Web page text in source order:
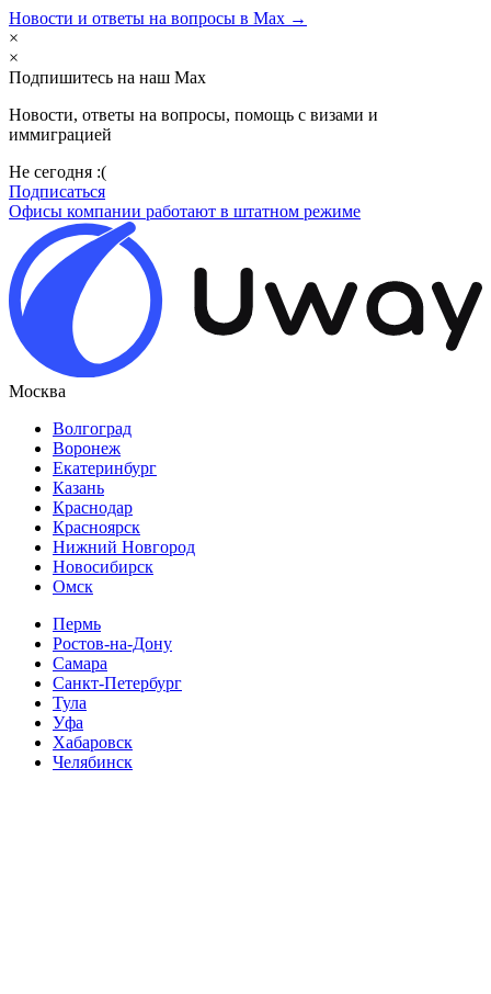
Новости и ответы на вопросы в Max →
×
×
Подпишитесь на наш Max
Новости, ответы на вопросы, помощь с визами и
иммиграцией
Не сегодня :(
Подписаться
Офисы компании работают в штатном режиме
Москва
Волгоград
Воронеж
Екатеринбург
Казань
Краснодар
Красноярск
Нижний Новгород
Новосибирск
Омск
Пермь
Ростов-на-Дону
Самара
Санкт-Петербург
Тула
Уфа
Хабаровск
Челябинск